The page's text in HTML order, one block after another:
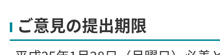
ご意見の提出期限